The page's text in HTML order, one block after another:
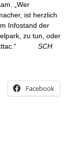
„Wer
ist herzlich
Infostand der
zu tun, oder
attac.“ SCH
Facebook